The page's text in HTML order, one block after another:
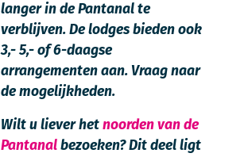
langer in de Pantanal te
verblijven. De lodges bieden ook
3,- 5,- of 6-daagse
arrangementen aan. Vraag naar
de mogelijkheden.
Wilt u liever hetnoorden van de
Pantanalbezoeken? Dit deel ligt